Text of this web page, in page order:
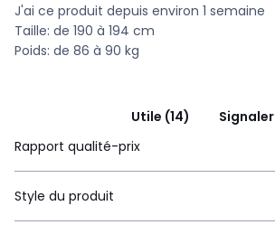
J'ai ce produit depuis environ 1 semaine
Taille: de 190 à 194 cm
Poids: de 86 à 90 kg
Utile (14)
Signaler
Rapport qualité-prix
Style du produit